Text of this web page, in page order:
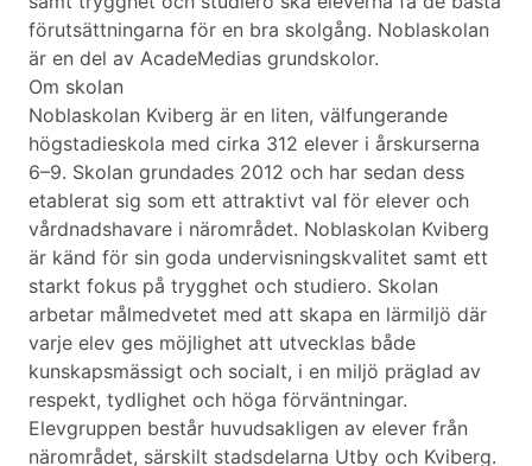
förutsättningarna för en bra skolgång. Noblaskolan
är en del av AcadeMedias grundskolor.
Om skolan
Noblaskolan Kviberg är en liten, välfungerande
högstadieskola med cirka 312 elever i årskurserna
6–9. Skolan grundades 2012 och har sedan dess
etablerat sig som ett attraktivt val för elever och
vårdnadshavare i närområdet. Noblaskolan Kviberg
är känd för sin goda undervisningskvalitet samt ett
starkt fokus på trygghet och studiero. Skolan
arbetar målmedvetet med att skapa en lärmiljö där
varje elev ges möjlighet att utvecklas både
kunskapsmässigt och socialt, i en miljö präglad av
respekt, tydlighet och höga förväntningar.
Elevgruppen består huvudsakligen av elever från
närområdet, särskilt stadsdelarna Utby och Kviberg.